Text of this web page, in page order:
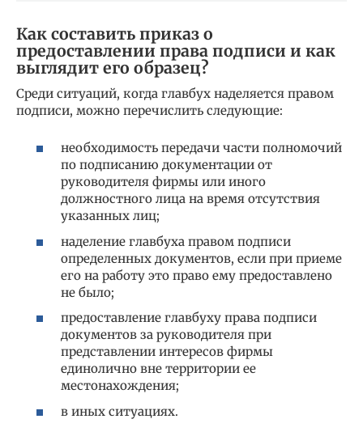
Как составить приказ о
предоставлении права подписи и как
выглядит его образец?
Среди ситуаций, когда главбух наделяется правом
подписи, можно перечислить следующие:
необходимость передачи части полномочий
по подписанию документации от
руководителя фирмы или иного
должностного лица на время отсутствия
указанных лиц;
наделение главбуха правом подписи
определенных документов, если при приеме
его на работу это право ему предоставлено
не было;
предоставление главбуху права подписи
документов за руководителя при
представлении интересов фирмы
единолично вне территории ее
местонахождения;
в иных ситуациях.